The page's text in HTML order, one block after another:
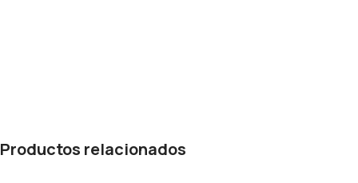
Productos relacionados